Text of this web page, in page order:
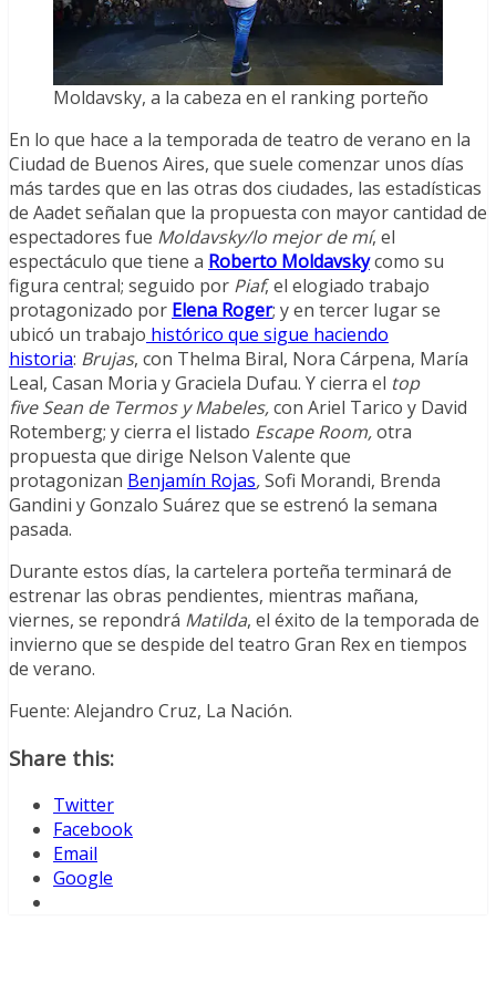
Moldavsky, a la cabeza en el ranking porteño
En lo que hace a la temporada de teatro de verano en la
Ciudad de Buenos Aires, que suele comenzar unos días
más tardes que en las otras dos ciudades, las estadísticas
de Aadet señalan que la propuesta con mayor cantidad de
espectadores fue Moldavsky/lo mejor de mí, el
espectáculo que tiene a Roberto Moldavskycomo su
figura central; seguido por Piaf, el elogiado trabajo
protagonizado por Elena Roger; y en tercer lugar se
ubicó un trabajo histórico que sigue haciendo
historia: Brujas, con Thelma Biral, Nora Cárpena, María
Leal, Casan Moria y Graciela Dufau. Y cierra el top
five Sean de Termos y Mabeles,con Ariel Tarico y David
Rotemberg; y cierra el listado Escape Room,otra
propuesta que dirige Nelson Valente que
protagonizan Benjamín Rojas,Sofi Morandi, Brenda
Gandini y Gonzalo Suárez que se estrenó la semana
pasada.
Durante estos días, la cartelera porteña terminará de
estrenar las obras pendientes, mientras mañana,
viernes, se repondrá Matilda, el éxito de la temporada de
invierno que se despide del teatro Gran Rex en tiempos
de verano.
Fuente: Alejandro Cruz, La Nación.
Share this:
Twitter
Facebook
Email
Google